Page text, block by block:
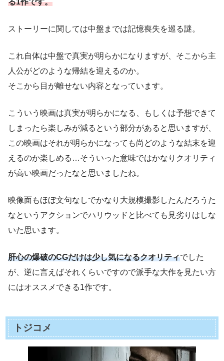
ストーリーに関しては中盤までは記憶喪失を巡る謎。
これ自体は中盤で真実が明らかになりますが、そこから主
人公がどのような帰結を迎えるのか。
そこから目が離せない内容となっています。
こういう映画は真実が明らかになる、もしくは予想できて
しまったら楽しみが減るという部分があると思いますが、
この映画はそれが明らかになっても尚どのような結末を迎
えるのか楽しめる…そういった意味ではかなりクオリティ
が高い映画だったなと思いましたね。
映像面もほぼ文句なしでかなり大規模撮影したんだろうた
なというアクションでハリウッドと比べても見劣りはしな
いた思います。
肝心の爆破のCGだけは少し気になるクオリティでした
が、逆に言えばそれくらいですので派手な大作を見たい方
にはオススメできる1作です。
トジコメ